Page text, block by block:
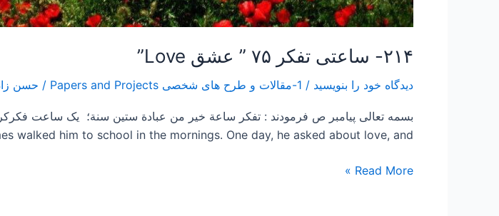
۲۱۴- ساعتی تفکر ۷۵ ” عشق Love”
دیدگاه‌ خود را بنویسید / 1-مقالات و طرح های شخصی Papers and Projects / حسن
walked him to school in the mornings. One day, he asked about love, and […]
Read More »